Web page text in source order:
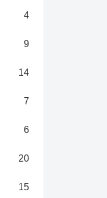
4
9
14
7
6
20
15